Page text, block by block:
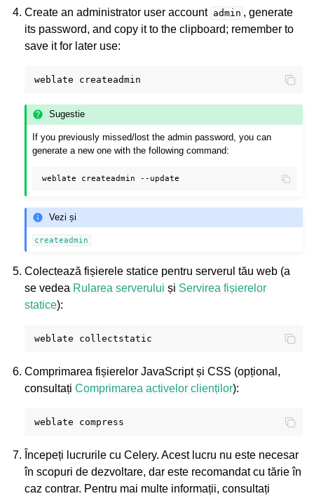
Create an administrator user account admin , generate
its password, and copy it to the clipboard; remember to
save it for later use:
weblate
Sugestie
If you previously missed/lost the admin password, you can
generate a new one with the following command:
weblate createadmin
Vezi și
createadmin
Colectează fișierele statice pentru serverul tău web (a
se vedea Rularea serverului și Servirea fișierelor
statice):
weblate
Comprimarea fișierelor JavaScript și CSS (opțional,
consultațiComprimarea activelor clienților):
weblate
Începeți lucrurile cu Celery. Acest lucru nu este necesar
în scopuri de dezvoltare, dar este recomandat cu tărie în
caz contrar. Pentru mai multe informații, consultați